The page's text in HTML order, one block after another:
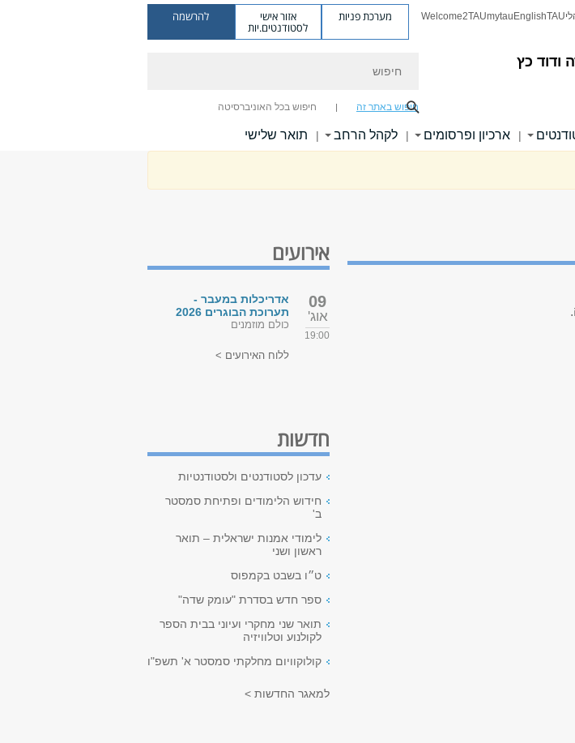
ודוד כץ
TAU
English
mytau
Welcome2TAU מערכת פניות אזור אישי
לסטודנטים.יות
להרשמה
חיפוש באתר זה חיפוש בכל האוניברסיטה
| ארכיון ופרסומים | לקהל הרחב | תואר שלישי
אירועים
09
אוג'
19:00
אדריכלות במעבר -
תערוכת הבוגרים 2026
כולם מוזמנים
ללוח האירועים >
חדשות
עדכון לסטודנטים ולסטודנטיות
חידוש הלימודים ופתיחת סמסטר
ב'
לימודי אמנות ישראלית – תואר
ראשון ושני
ט״ו בשבט בקמפוס
ספר חדש בסדרת "עומק שדה"
תואר שני מחקרי ועיוני בבית הספר
לקולנוע וטלוויזיה
קולוקוויום מחלקתי סמסטר א' תשפ"ו
למאגר החדשות >